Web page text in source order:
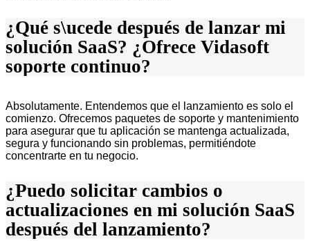
¿Qué s\ucede después de lanzar mi
solución SaaS? ¿Ofrece Vidasoft
soporte continuo?
Absolutamente. Entendemos que el lanzamiento es solo el
comienzo. Ofrecemos paquetes de soporte y mantenimiento
para asegurar que tu aplicación se mantenga actualizada,
segura y funcionando sin problemas, permitiéndote
concentrarte en tu negocio.
¿Puedo solicitar cambios o
actualizaciones en mi solución SaaS
después del lanzamiento?